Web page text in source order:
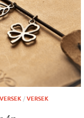
/ VERSEK